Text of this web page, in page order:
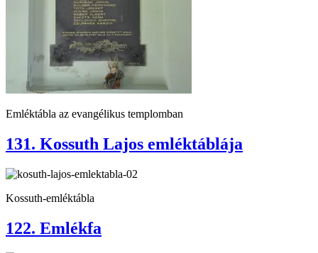
Emléktábla az evangélikus templomban
131. Kossuth Lajos emléktáblája
Kossuth-emléktábla
122. Emlékfa